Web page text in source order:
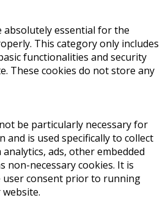
absolutely essential for the
This category only includes
functionalities and security
These cookies do not store any
be particularly necessary for
is used specifically to collect
ads, other embedded
non-necessary cookies. It is
consent prior to running